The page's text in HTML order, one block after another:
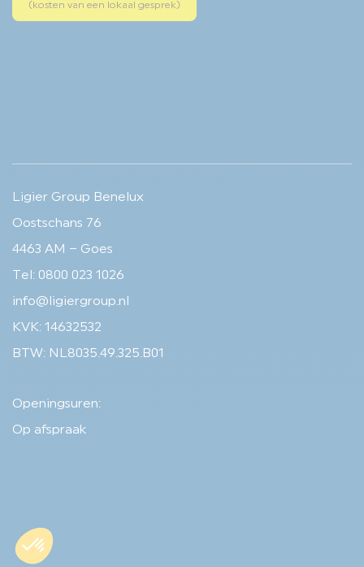
(kosten van een lokaal gesprek)
Ligier Group Benelux
Oostschans 76
4463 AM – Goes
Tel: 0800 023 1026
info@ligiergroup.nl
KVK: 14632532
BTW: NL8035.49.325.B01
Openingsuren:
Op afspraak